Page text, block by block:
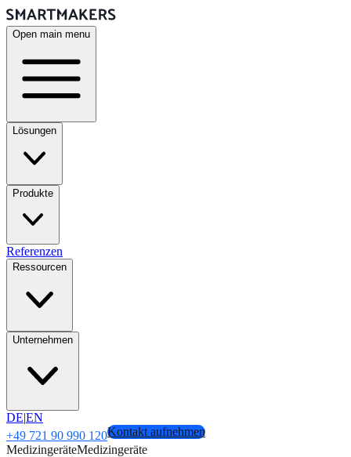
Open main menu
Lösungen
Produkte
Referenzen
Ressourcen
Unternehmen
DE|EN
+49 721 90 990 120Kontakt aufnehmen
MedizingeräteMedizingeräte